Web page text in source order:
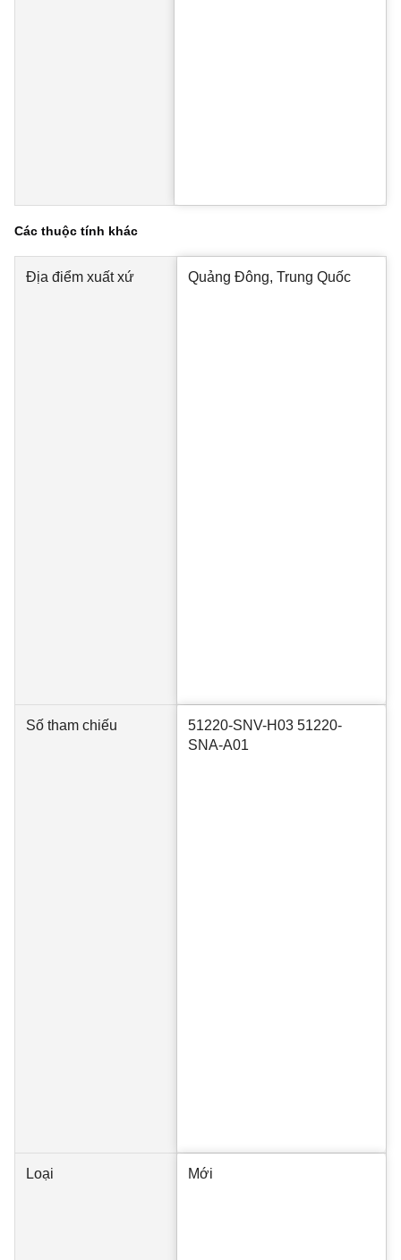
Các thuộc tính khác
Địa điểm xuất xứ Quảng Đông, Trung Quốc
Số tham chiếu
51220-SNV-H03 51220-
SNA-A01
Loại Mới